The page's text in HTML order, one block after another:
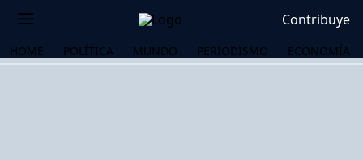
Contribuye
HOME POLÍTICA MUNDO PERIODISMO ECONOMÍA